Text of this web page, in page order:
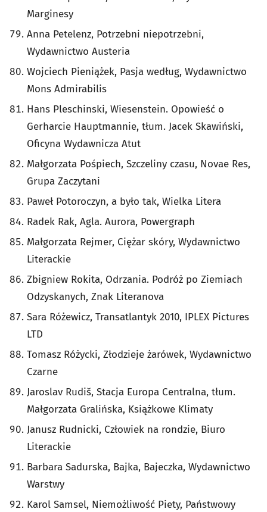
Marginesy
Anna Petelenz, Potrzebni niepotrzebni,
Wydawnictwo Austeria
Wojciech Pieniążek, Pasja według, Wydawnictwo
Mons Admirabilis
Hans Pleschinski, Wiesenstein. Opowieść o
Gerharcie Hauptmannie, tłum. Jacek Skawiński,
Oficyna Wydawnicza Atut
Małgorzata Pośpiech, Szczeliny czasu, Novae Res,
Grupa Zaczytani
Paweł Potoroczyn, a było tak, Wielka Litera
Radek Rak, Agla. Aurora, Powergraph
Małgorzata Rejmer, Ciężar skóry, Wydawnictwo
Literackie
Zbigniew Rokita, Odrzania. Podróż po Ziemiach
Odzyskanych, Znak Literanova
Sara Różewicz, Transatlantyk 2010, IPLEX Pictures
LTD
Tomasz Różycki, Złodzieje żarówek, Wydawnictwo
Czarne
Jaroslav Rudiš, Stacja Europa Centralna, tłum.
Małgorzata Gralińska, Książkowe Klimaty
Janusz Rudnicki, Człowiek na rondzie, Biuro
Literackie
Barbara Sadurska, Bajka, Bajeczka, Wydawnictwo
Warstwy
Karol Samsel, Niemożliwość Piety, Państwowy